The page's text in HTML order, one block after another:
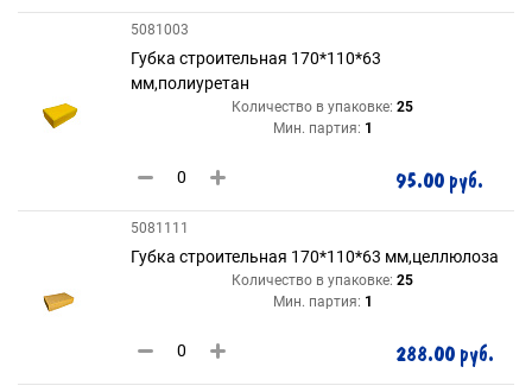
5081003
Губка строительная 170*110*63
мм,полиуретан
Количество в упаковке: 25
Мин. партия: 1
95.00 руб.
5081111
Губка строительная 170*110*63 мм,целлюлоза
Количество в упаковке: 25
Мин. партия: 1
288.00 руб.